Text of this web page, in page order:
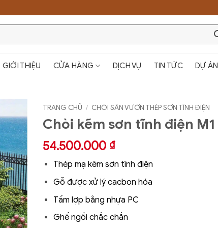
GIỚI THIỆU CỬA HÀNG DỊCH VỤ TIN TỨC DỰ ÁN
TRANG CHỦ / CHÒI SÂN VƯỜN THÉP SƠN TĨNH ĐIỆN
Chòi kẽm sơn tĩnh điện M1
54.500.000 ₫
Thép mạ kẽm sơn tĩnh điện
Gỗ được xử lý cacbon hóa
Tấm lợp bằng nhựa PC
Ghế ngồi chắc chắn